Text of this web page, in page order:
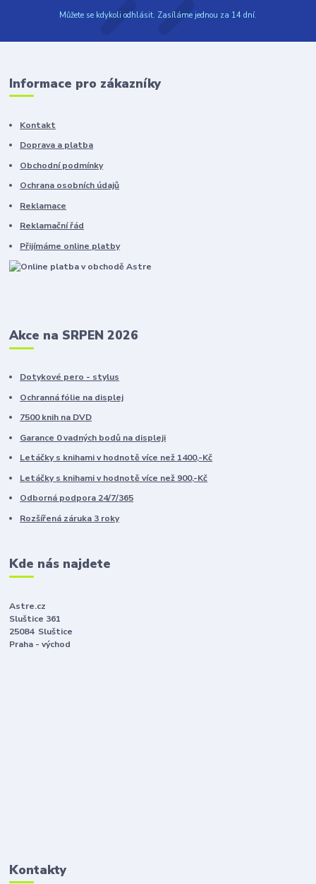
Můžete se kdykoli odhlásit. Zasíláme jednou za 14 dní.
Informace pro zákazníky
Kontakt
Doprava a platba
Obchodní podmínky
Ochrana osobních údajů
Reklamace
Reklamační řád
Přijímáme online platby
Akce na SRPEN 2026
Dotykové pero - stylus
Ochranná fólie na displej
7500 knih na DVD
Garance 0 vadných bodů na displeji
Letáčky s knihami v hodnotě více než 1400,-Kč
Letáčky s knihami v hodnotě více než 900,-Kč
Odborná podpora 24/7/365
Rozšířená záruka 3 roky
Kde nás najdete
Astre.cz
Sluštice 361
25084 Sluštice
Praha - východ
Kontakty